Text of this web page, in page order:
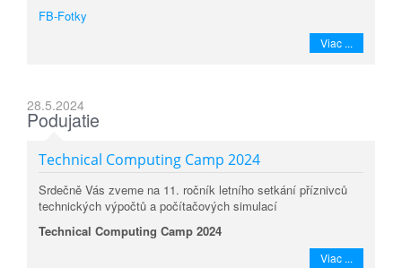
FB-Fotky
Viac ...
28.5.2024
Podujatie
Technical Computing Camp 2024
Srdečně Vás zveme na 11. ročník letního setkání příznivců
technických výpočtů a počítačových simulací
Technical Computing Camp 2024
Viac ...